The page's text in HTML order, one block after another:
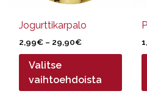
Jogurttikarpalo
2,99€ – 29,90€Hintaluokka:
2,99€
29,90€
Valitse
vaihtoehdoista
sivulla.